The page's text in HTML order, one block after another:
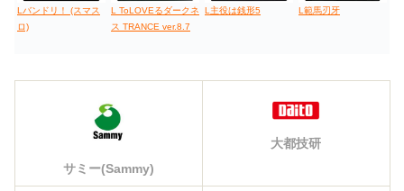
Lバンドリ！ (スマス
ロ)
L ToLOVEるダークネ
ス TRANCE ver.8.7
L主役は銭形5 L範馬刃牙
サミー(Sammy)
大都技研